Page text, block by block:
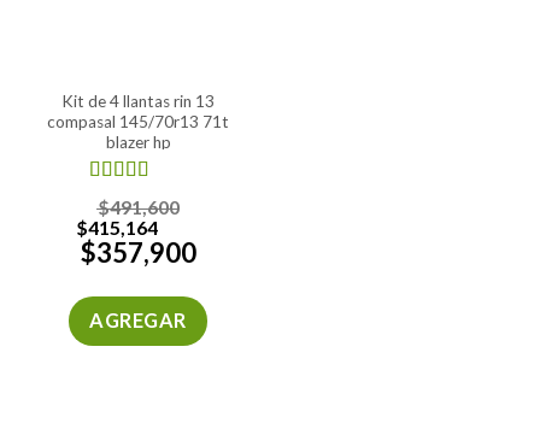
kit de 4 llantas rin 13
compasal 145/70r13 71t
blazer hp
Valorado
en4.00
de 5
$491,600
$415,164
$357,900
AGREGAR